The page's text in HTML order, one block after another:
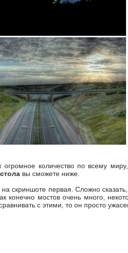
количество по всему
вы сможете ниже.
скриншоте первая. Сложно
мостов очень много,
с этими, то он просто